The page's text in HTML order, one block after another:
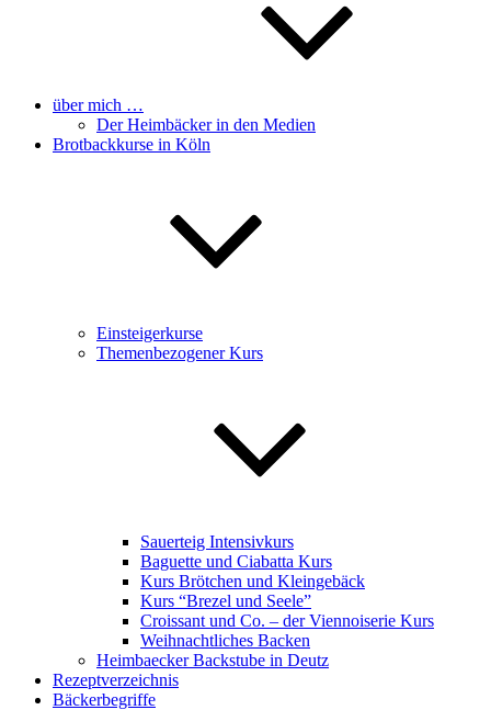
über mich …
Der Heimbäcker in den Medien
Brotbackkurse in Köln
Einsteigerkurse
Themenbezogener Kurs
Sauerteig Intensivkurs
Baguette und Ciabatta Kurs
Kurs Brötchen und Kleingebäck
Kurs “Brezel und Seele”
Croissant und Co. – der Viennoiserie Kurs
Weihnachtliches Backen
Heimbaecker Backstube in Deutz
Rezeptverzeichnis
Bäckerbegriffe